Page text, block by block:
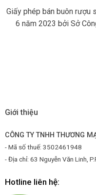
Giấy phép bán buôn rượu
6 năm 2023 bởi Sở
Giới thiệu
CÔNG TY TNHH THƯƠNG
- Mã số thuế: 3502461948
- Địa chỉ: 63 Nguyễn Văn Linh,
Hotline liên hệ: